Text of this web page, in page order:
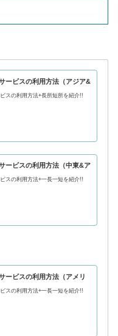
ービスの利用方法（アジア&
スの利用方法+長所短所を紹介!!
ービスの利用方法（中東&ア
スの利用方法+一長一短を紹介!!
ービスの利用方法（アメリ
スの利用方法+一長一短を紹介!!